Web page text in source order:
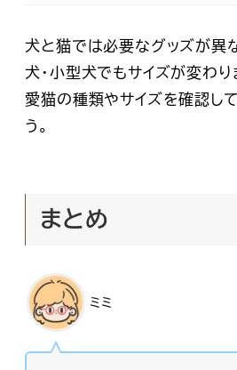
犬と猫では必要なグッズが異
犬・小型犬でもサイズが変わり
愛猫の種類やサイズを確認し
う。
まとめ
ミミ